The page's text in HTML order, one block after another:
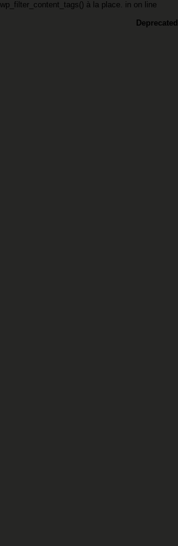
à la place. in on line
Deprecated